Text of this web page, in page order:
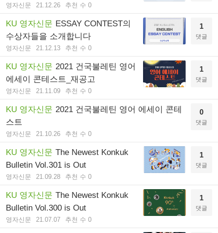
영자신문 21.12.26 추천 수 0
KU 영자신문 ESSAY CONTEST의
수상자들을 소개합니다
영자신문 21.12.13 추천 수 0
1
댓글
KU 영자신문 2021 건국불레틴 영어
에세이 콘테스트_재공고
영자신문 21.11.09 추천 수 0
1
댓글
KU 영자신문 2021 건국불레틴 영어 에세이 콘테
스트
영자신문 21.10.26 추천 수 0
0
댓글
KU 영자신문 The Newest Konkuk
Bulletin Vol.301 is Out
영자신문 21.09.28 추천 수 0
1
댓글
KU 영자신문 The Newest Konkuk
Bulletin Vol.300 is Out
영자신문 21.07.07 추천 수 0
1
댓글